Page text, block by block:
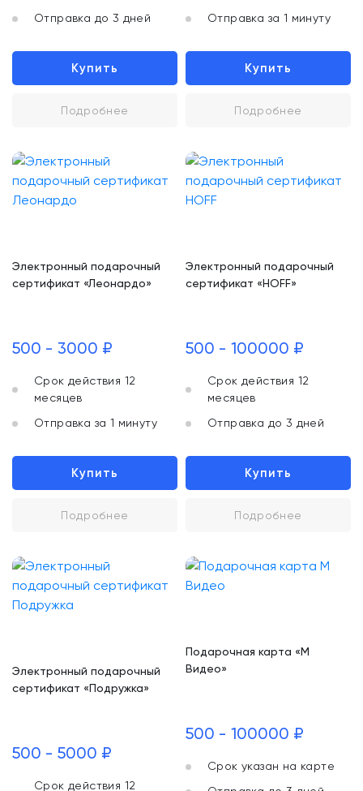
Отправка до 3 дней
Купить
Подробнее
Отправка за 1 минуту
Купить
Подробнее
Электронный подарочный
сертификат «Леонардо»
500 - 3000 ₽
Срок действия 12
месяцев
Отправка за 1 минуту
Купить
Подробнее
Электронный подарочный
сертификат «HOFF»
500 - 100000 ₽
Срок действия 12
месяцев
Отправка до 3 дней
Купить
Подробнее
Электронный подарочный
сертификат «Подружка»
500 - 5000 ₽
Срок действия 12
Подарочная карта «М
Видео»
500 - 100000 ₽
Срок указан на карте